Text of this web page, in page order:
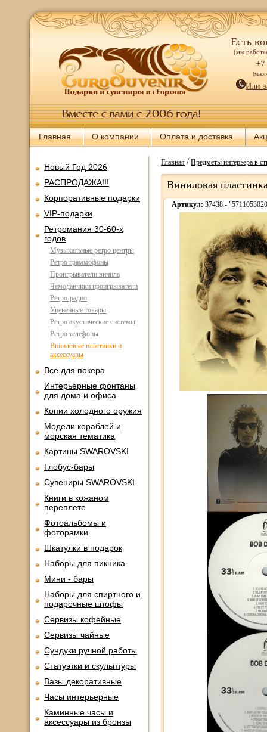
Есть
(мы
+7
Или
Главная О компании Оплата и доставка
Новый Год 2026
РАСПРОДАЖА!!!
Корпоративные подарки
VIP-подарки
Ретромания 30-60-х
годов
Музыкальные ретро центры
Ретро граммофоны
Проигрыватели винила
Чемоданчики проигрыватели
Ретро-радио
Уцененные товары
Ретро акустические системы
Ретро телефоны
Виниловые пластинки и
аксессуары
Все для покера
Интерьерные фонтаны
для дома и офиса
Копии холодного оружия
Модели кораблей и
морская тематика
Картины SWAROVSKI
Глобус-бары
Сувениры SWAROVSKI
Книги в кожаном
переплете
Фотоальбомы и
фоторамки
Шкатулки в подарок
Наборы для пикника
Мини - бары
Наборы для спиртного и
подарочные штофы
Сервизы кофейные
Сервизы чайные
Сундуки ручной работы
Статуэтки и скульптуры
Вазы декоративные
Часы интерьерные
Каминные часы и
аксессуары из бронзы
Главная/Предметы интерьера в
Виниловая
Артикул: 37438 -